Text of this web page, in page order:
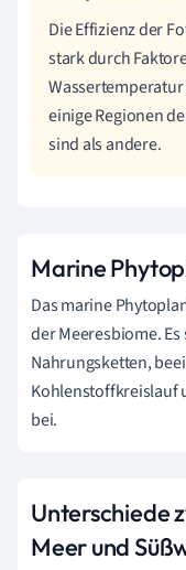
Die Effizienz der
stark durch
einige Regionen
sind als andere.
Marine
Das marine
der Meeresbiome.
Nahrungsketten,
Kohlenstoffkreislauf
bei.
Unterschiede
Meer und